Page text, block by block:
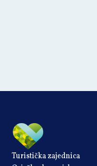
Turistička zajednica